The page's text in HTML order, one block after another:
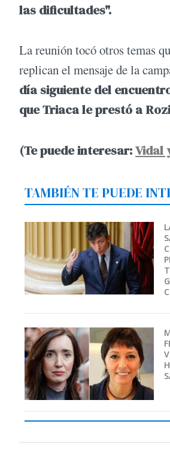
las dificultades".
La reunión tocó otros temas
replican el mensaje de la
día siguiente del
que Triaca le prestó a
(Te puede interesar:Vidal
TAMBIÉN TE PUEDE